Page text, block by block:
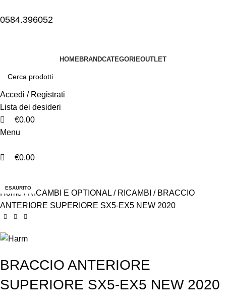
0584.396052
HOMEBRANDCATEGORIEOUTLET
Accedi / Registrati
Lista dei desideri
€0.00
Menu
€0.00
ESAURITO
Home RICAMBI E OPTIONAL RICAMBI
BRACCIO
ANTERIORE SUPERIORE SX5-EX5 NEW 2020
BRACCIO ANTERIORE
SUPERIORE SX5-EX5 NEW 2020